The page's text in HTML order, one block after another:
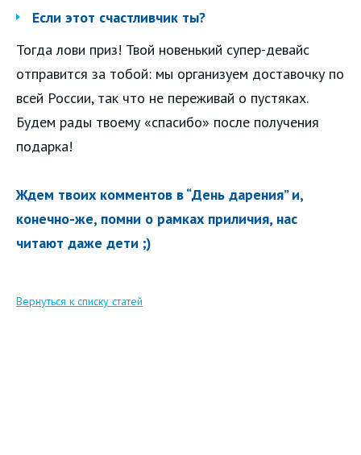
Если этот счастливчик ты?
Тогда лови приз! Твой новенький супер-девайс
отправится за тобой: мы организуем доставочку по
всей России, так что не переживай о пустяках.
Будем рады твоему «спасибо» после получения
подарка!
Ждем твоих комментов в “День дарения” и,
конечно-же, помни о рамках приличия, нас
читают даже дети ;)
Вернуться к списку статей